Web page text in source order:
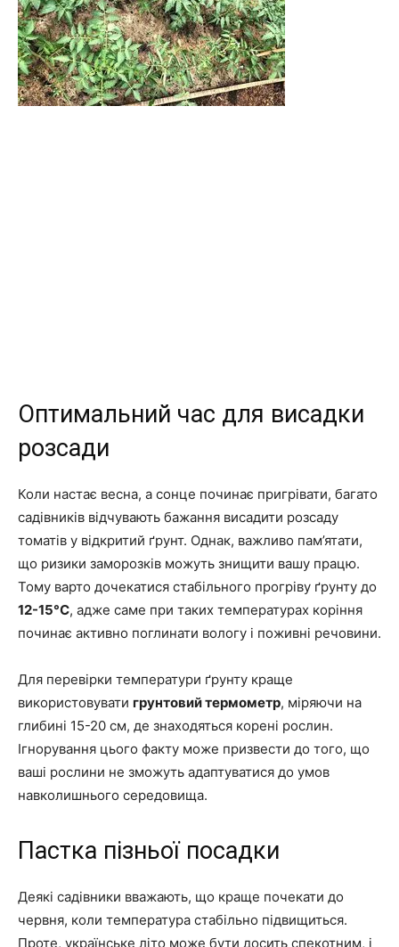
Оптимальний час для висадки
розсади
Коли настає весна, а сонце починає пригрівати, багато
садівників відчувають бажання висадити розсаду
томатів у відкритий ґрунт. Однак, важливо пам’ятати,
що ризики заморозків можуть знищити вашу працю.
Тому варто дочекатися стабільного прогріву ґрунту до
12-15°C, адже саме при таких температурах коріння
починає активно поглинати вологу і поживні речовини.
Для перевірки температури ґрунту краще
використовувати грунтовий термометр, міряючи на
глибині 15-20 см, де знаходяться корені рослин.
Ігнорування цього факту може призвести до того, що
ваші рослини не зможуть адаптуватися до умов
навколишнього середовища.
Пастка пізньої посадки
Деякі садівники вважають, що краще почекати до
червня, коли температура стабільно підвищиться.
Проте, українське літо може бути досить спекотним, і